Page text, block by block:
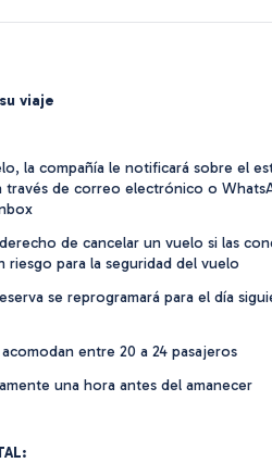
viaje
la compañía le notificará sobre el
través de correo electrónico o
de cancelar un vuelo si las
para la seguridad del vuelo
se reprogramará para el día
entre 20 a 24 pasajeros
una hora antes del amanecer